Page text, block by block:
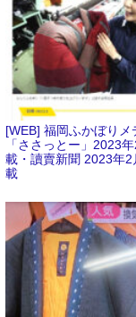
[WEB] 福岡ふかぼりメ
「ささっとー」2023
載・讀賣新聞 2023年2
載